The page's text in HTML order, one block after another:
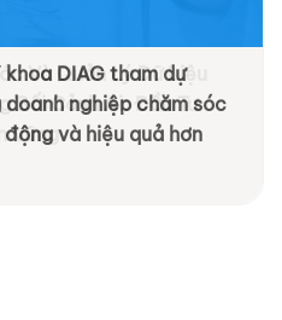
DIAG tham dự
nghiệp chăm sóc
và hiệu quả hơn